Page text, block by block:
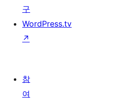
구
WordPress.tv
↗
참
여